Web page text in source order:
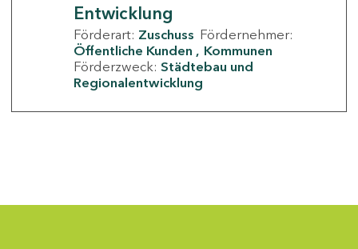
Entwicklung
Förderart: Zuschuss Fördernehmer:
Öffentliche Kunden
Kommunen
Förderzweck: Städtebau und
Regionalentwicklung